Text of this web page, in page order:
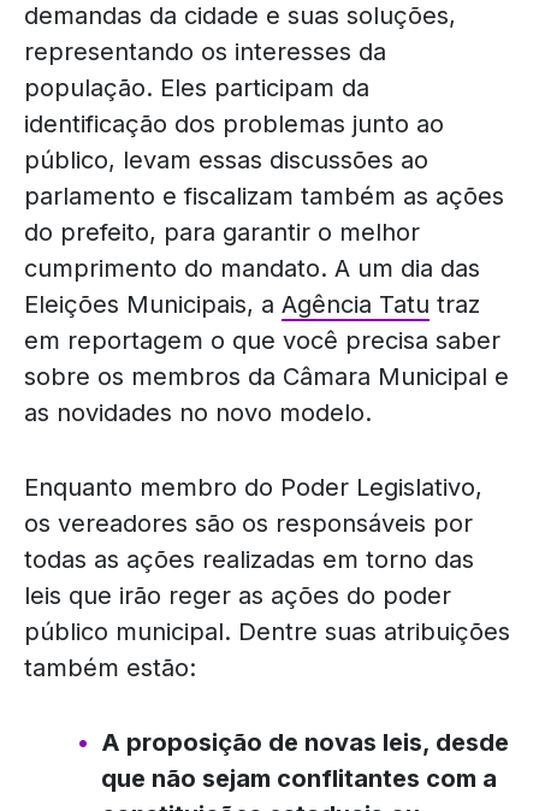
demandas da cidade e suas soluções,
representando os interesses da
população. Eles participam da
identificação dos problemas junto ao
público, levam essas discussões ao
parlamento e fiscalizam também as ações
do prefeito, para garantir o melhor
cumprimento do mandato. A um dia das
Eleições Municipais, a Agência Tatu traz
em reportagem o que você precisa saber
sobre os membros da Câmara Municipal e
as novidades no novo modelo.
Enquanto membro do Poder Legislativo,
os vereadores são os responsáveis por
todas as ações realizadas em torno das
leis que irão reger as ações do poder
público municipal. Dentre suas atribuições
também estão:
A proposição de novas leis, desde
que não sejam conflitantes com a